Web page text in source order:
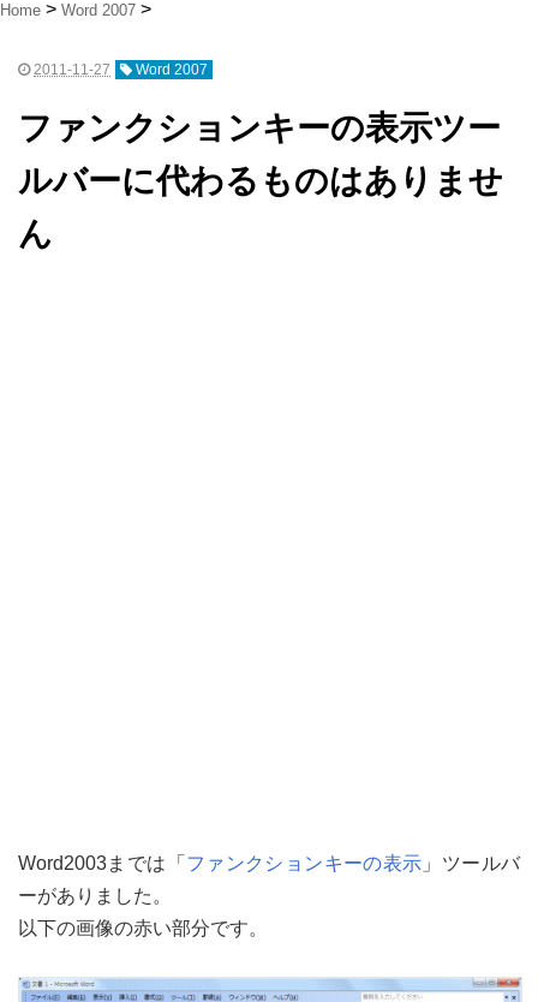
Home Word 2007
2011-11-27 Word 2007
ファンクションキーの表示ツー
ルバーに代わるものはありませ
ん
Word2003までは「 ファンクションキーの表示 」ツールバ
ーがありました。
以下の画像の赤い部分です。